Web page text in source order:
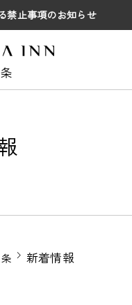
禁止事項のお知らせ
新着情報